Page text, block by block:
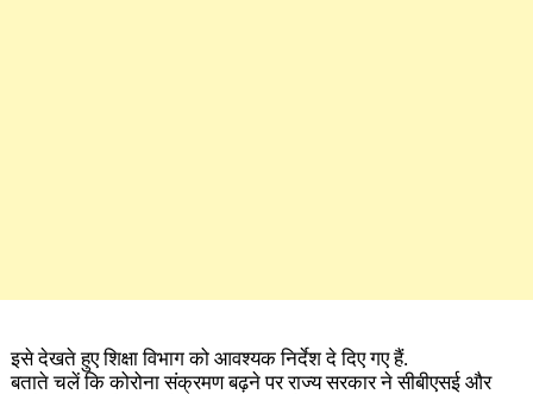
इसे देखते हुए शिक्षा विभाग को आवश्यक निर्देश दे दिए गए हैं.
बताते चलें कि कोरोना संक्रमण बढ़ने पर राज्य सरकार ने सीबीएसई और